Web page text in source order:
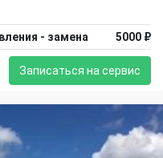
- замена 5000 ₽
Записаться на сервис